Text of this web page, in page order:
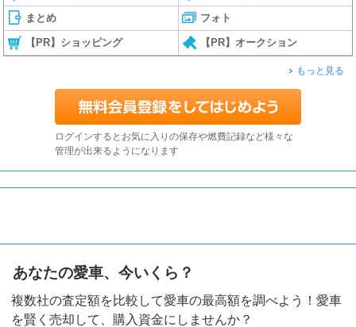
まとめ フォト
【PR】ショッピング 【PR】オークション
もっと見る
ログインするとお気に入りの保存や燃費記録など様々な
管理が出来るようになります
あなたの愛車、今いくら？
複数社の査定額を比較して愛車の最高額を調べよう！愛車
を賢く売却して、購入資金にしませんか？